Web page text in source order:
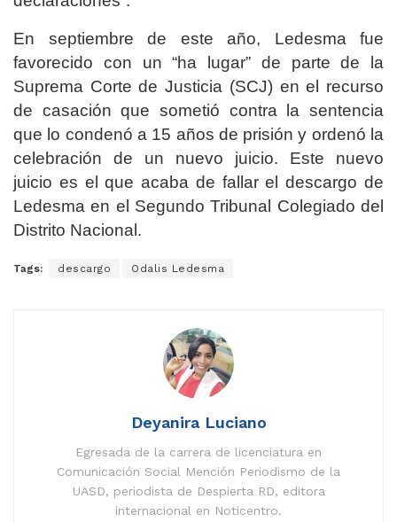
En septiembre de este año, Ledesma fue
favorecido con un “ha lugar” de parte de la
Suprema Corte de Justicia (SCJ) en el recurso
de casación que sometió contra la sentencia
que lo condenó a 15 años de prisión y ordenó la
celebración de un nuevo juicio. Este nuevo
juicio es el que acaba de fallar el descargo de
Ledesma en el Segundo Tribunal Colegiado del
Distrito Nacional.
Tags: descargo Odalis Ledesma
Deyanira Luciano
Egresada de la carrera de licenciatura en
Comunicación Social Mención Periodismo de la
UASD, periodista de Despierta RD, editora
internacional en Noticentro.